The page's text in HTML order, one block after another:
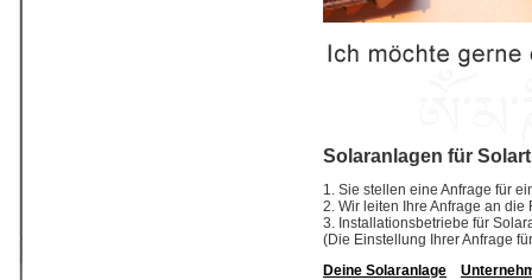
Solaranlagen für
1. Sie stellen eine Anfrage für
2. Wir leiten Ihre Anfrage an
3. Installationsbetriebe für
(Die Einstellung Ihrer Anfrage
Deine Solaranlage